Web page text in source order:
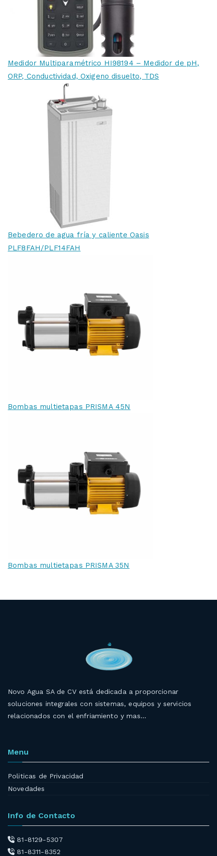
Medidor Multiparamétrico HI98194 – Medidor de pH,
ORP, Conductividad, Oxigeno disuelto, TDS
Bebedero de agua fría y caliente Oasis
PLF8FAH/PLF14FAH
Bombas multietapas PRISMA 45N
Bombas multietapas PRISMA 35N
Novo Agua SA de CV está dedicada a proporcionar
soluciones integrales con sistemas, equipos y servicios
relacionados con el enfriamiento y mas…
Menu
Politicas de Privacidad
Novedades
Info de Contacto
81-8129-5307
81-8311-8352